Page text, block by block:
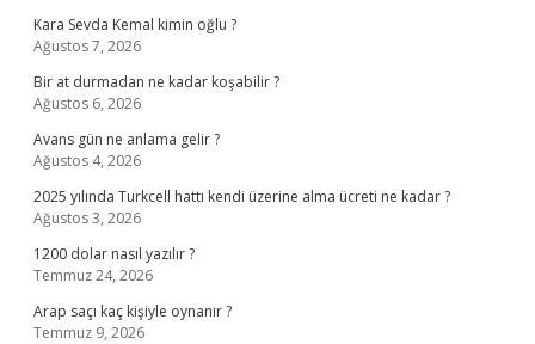
Kara Sevda Kemal kimin oğlu ?
Ağustos 7, 2026
Bir at durmadan ne kadar koşabilir ?
Ağustos 6, 2026
Avans gün ne anlama gelir ?
Ağustos 4, 2026
2025 yılında Turkcell hattı kendi üzerine alma ücreti ne kadar ?
Ağustos 3, 2026
1200 dolar nasıl yazılır ?
Temmuz 24, 2026
Arap saçı kaç kişiyle oynanır ?
Temmuz 9, 2026